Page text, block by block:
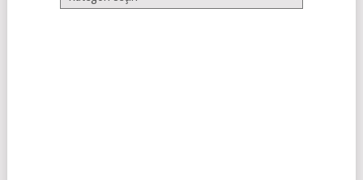
Kategoriler